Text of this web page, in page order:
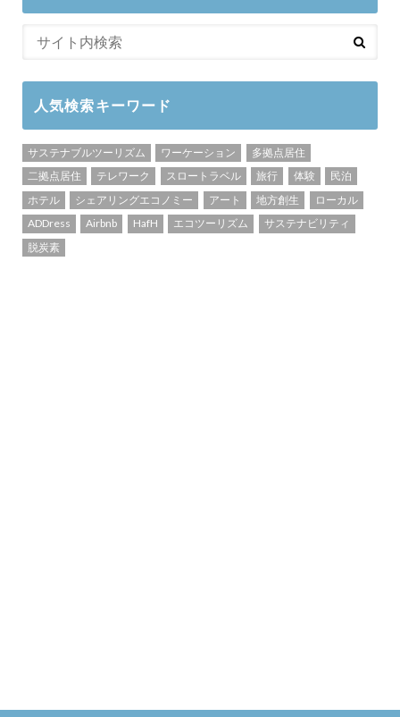
人気検索キーワード
サステナブルツーリズム ワーケーション
多拠点居住
二拠点居住
テレワーク スロートラベル 旅行 体験
民泊
ホテル
シェアリングエコノミー アート 地方創生
ローカル
ADDress
Airbnb HafH エコツーリズム
サステナビリティ
脱炭素